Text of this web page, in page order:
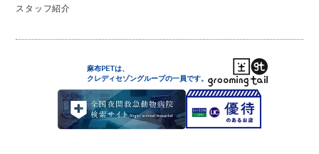
スタッフ紹介
麻布PETは、
クレディセゾングループの一員です。